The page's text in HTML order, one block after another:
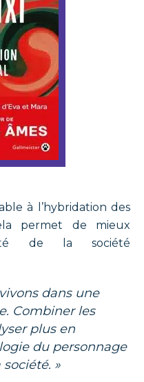
à l’hybridation des
permet de mieux
de la société
dans une
Combiner les
plus en
du personnage
»